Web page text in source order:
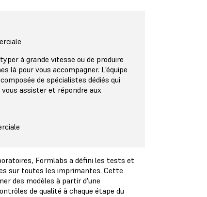
à grande vitesse ou de produire
là pour vous accompagner. L’équipe
de spécialistes dédiés qui
assister et répondre aux
Formlabs a défini les tests et
sur toutes les imprimantes. Cette
des modèles à partir d'une
de qualité à chaque étape du